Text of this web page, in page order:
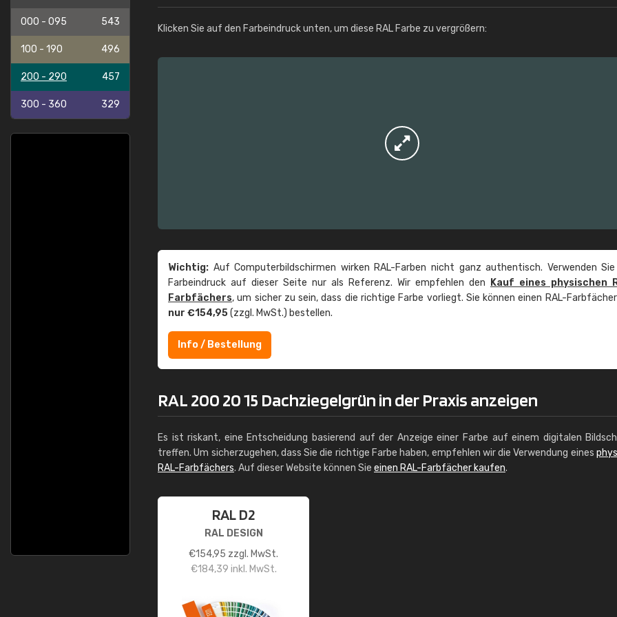
000 - 095 543
100 - 190 496
200 - 290 457
300 - 360 329
Klicken Sie auf den Farbeindruck unten, um diese RAL Farbe zu vergrößern:
Wichtig: Auf Computerbildschirmen wirken RAL-Farben nicht ganz authentisch. Verwenden
Farbeindruck auf dieser Seite nur als Referenz. Wir empfehlen den
Kauf eines physischen
Farbfächers, um sicher zu sein, dass die richtige Farbe vorliegt. Sie können einen RAL-
nur €154,95(zzgl. MwSt.) bestellen.
Info / Bestellung
RAL 200 20 15 Dachziegelgrün in der Praxis anzeigen
Es ist riskant, eine Entscheidung basierend auf der Anzeige einer Farbe auf einem digitalen
treffen. Um sicherzugehen, dass Sie die richtige Farbe haben, empfehlen wir die Verwendung eines
RAL-Farbfächers. Auf dieser Website können Sie einen RAL-Farbfächer kaufen.
RAL D2
RAL DESIGN
€154,95 zzgl. MwSt.
€184,39 inkl. MwSt.